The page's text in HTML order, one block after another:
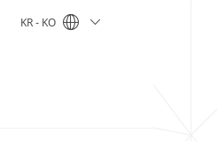
KR - KO